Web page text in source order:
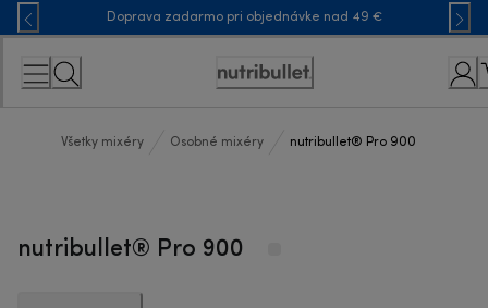
Skip
to
Content
Doprava zadarmo pri objednávke nad 49 €
Accessibility
Všetky mixéry Osobné mixéry nutribullet® Pro 900
nutribullet® Pro 900